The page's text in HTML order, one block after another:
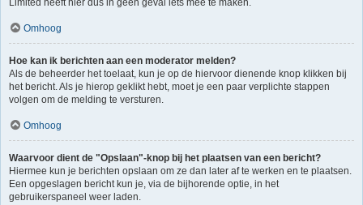
Limited heeft hier dus in geen geval iets mee te maken.
Omhoog
Hoe kan ik berichten aan een moderator melden?
Als de beheerder het toelaat, kun je op de hiervoor dienende knop klikken bij
het bericht. Als je hierop geklikt hebt, moet je een paar verplichte stappen
volgen om de melding te versturen.
Omhoog
Waarvoor dient de "Opslaan"-knop bij het plaatsen van een bericht?
Hiermee kun je berichten opslaan om ze dan later af te werken en te plaatsen.
Een opgeslagen bericht kun je, via de bijhorende optie, in het
gebruikerspaneel weer laden.